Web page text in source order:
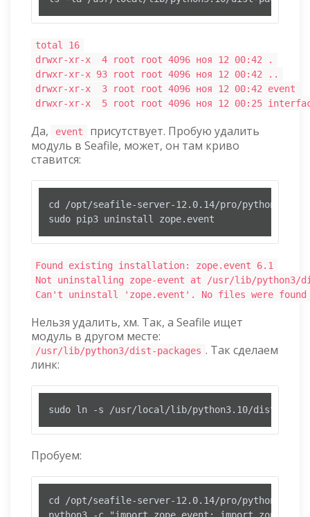
total 16
drwxr-xr-x 4 root root 4096 ноя 12 00:42 .
drwxr-xr-x 93 root root 4096 ноя 12 00:42 ..
drwxr-xr-x 3 root root 4096 ноя 12 00:42 event
drwxr-xr-x 5 root root 4096 ноя 12 00:25
Да, event
присутствует. Пробую удалить
модуль в Seafile, может, он там криво
ставится:
cd /opt/seafile-server-12.0.14/pro/python
sudo pip3 uninstall zope.event
Found existing installation: zope.event 6.1
Not uninstalling zope-event at /usr/lib/python3/
Can't uninstall 'zope.event'. No files were
Нельзя удалить, хм. Так, а Seafile ищет
модуль в другом месте:
/usr/lib/python3/dist-packages . Так сделаем
линк:
sudo ln -s /usr/local/lib/python3.10/dist-
Пробуем:
cd /opt/seafile-server-12.0.14/pro/python
python3 -c "import zope.event; import